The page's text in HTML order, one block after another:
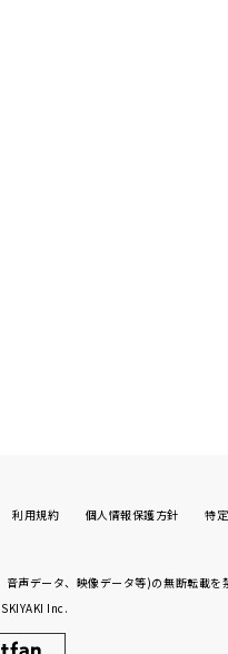
利用規約 個人情報保護方針 特
音声データ、映像データ等)の無断転載を
SKIYAKI Inc.